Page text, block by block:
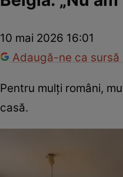
10 mai 2026 16:01
Adaugă-ne ca
Pentru mulți români,
casă.